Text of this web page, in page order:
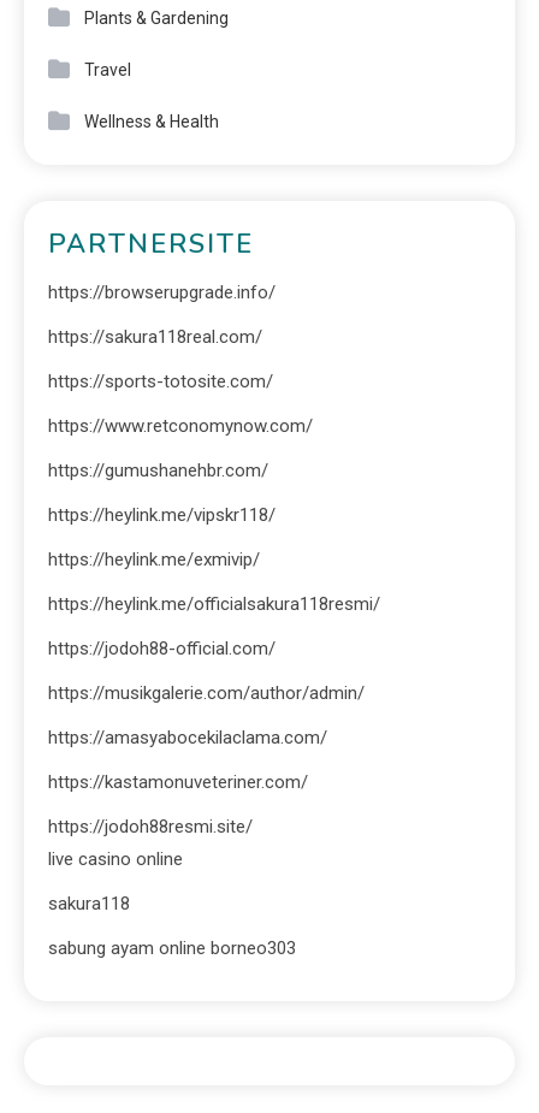
Plants & Gardening
Travel
Wellness & Health
PARTNERSITE
https://browserupgrade.info/
https://sakura118real.com/
https://sports-totosite.com/
https://www.retconomynow.com/
https://gumushanehbr.com/
https://heylink.me/vipskr118/
https://heylink.me/exmivip/
https://heylink.me/officialsakura118resmi/
https://jodoh88-official.com/
https://musikgalerie.com/author/admin/
https://amasyabocekilaclama.com/
https://kastamonuveteriner.com/
https://jodoh88resmi.site/
live casino online
sakura118
sabung ayam online borneo303